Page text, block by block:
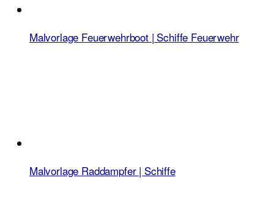
Malvorlage Feuerwehrboot | Schiffe Feuerwehr
Malvorlage Raddampfer | Schiffe